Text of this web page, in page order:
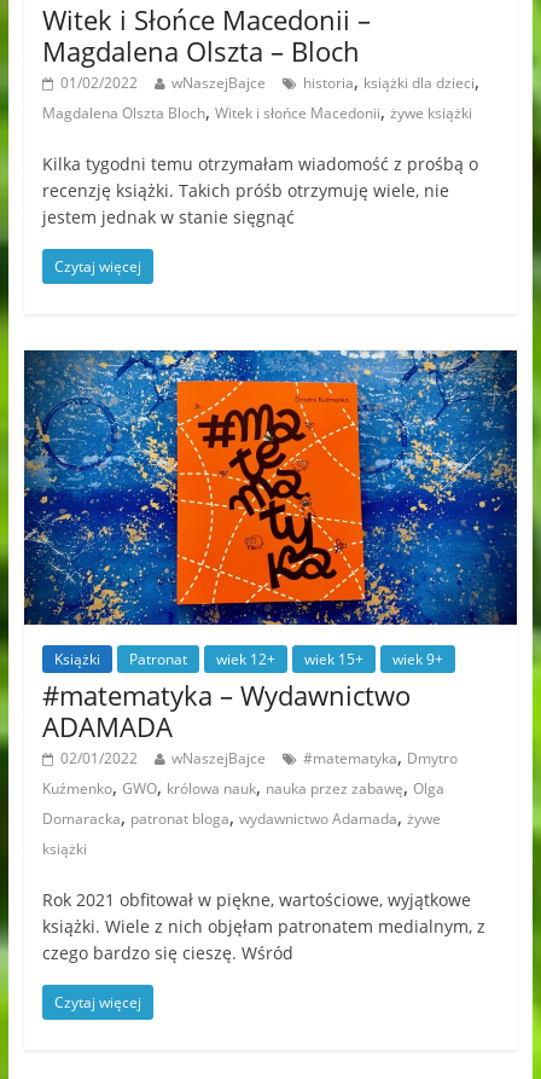
Witek i Słońce Macedonii –
Magdalena Olszta – Bloch
01/02/2022 wNaszejBajce historia, książki dla dzieci,
Magdalena Olszta Bloch, Witek i słońce Macedonii, żywe książki
Kilka tygodni temu otrzymałam wiadomość z prośbą o
recenzję książki. Takich próśb otrzymuję wiele, nie
jestem jednak w stanie sięgnąć
Czytaj więcej
Książki Patronat wiek 12+ wiek 15+ wiek 9+
#matematyka – Wydawnictwo
ADAMADA
02/01/2022 wNaszejBajce #matematyka, Dmytro
Kuźmenko, GWO, królowa nauk, nauka przez zabawę, Olga
Domaracka, patronat bloga, wydawnictwo Adamada, żywe
książki
Rok 2021 obfitował w piękne, wartościowe, wyjątkowe
książki. Wiele z nich objęłam patronatem medialnym, z
czego bardzo się cieszę. Wśród
Czytaj więcej